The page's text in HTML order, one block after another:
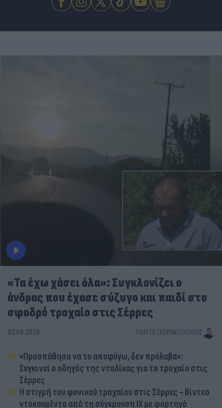
«Τα έχω χάσει όλα»: Συγκλονίζει ο
άνδρας που έχασε σύζυγο και παιδί στο
σφοδρό τροχαίο στις Σέρρες
07.08.2026 ΓΙΏΡΓΟΣ ΓΕΩΡΓΑΚΌΠΟΥΛΟΣ
«Προσπάθησα να το αποφύγω, δεν πρόλαβα»:
Συγκινεί ο οδηγός της νταλίκας για το τροχαίο στις
Σέρρες
Η στιγμή του φονικού τροχαίου στις Σέρρες - Βίντεο
ντοκουμέντο από τη σύγκρουση ΙΧ με φορτηγό